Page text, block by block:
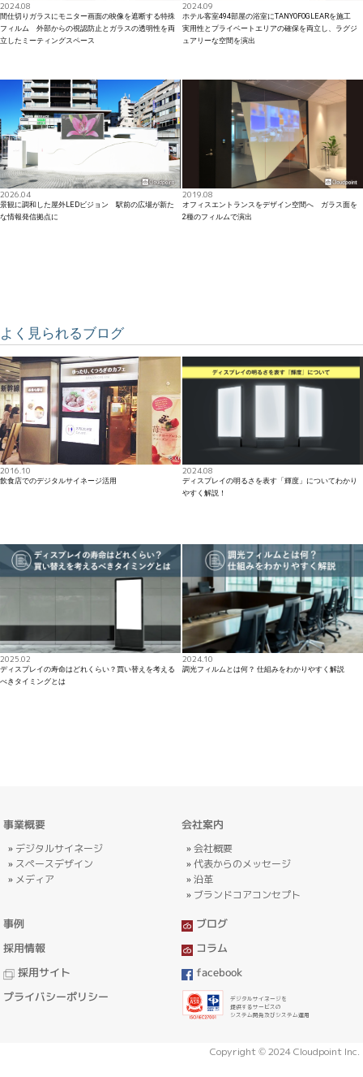
2024.08
間仕切りガラスにモニター画面の映像を遮断する特殊
フィルム 外部からの視認防止とガラスの透明性を両
立したミーティングスペース
2024.09
ホテル客室494部屋の浴室にTANYOFOGLEARを施工
実用性とプライベートエリアの確保を両立し、ラグジ
ュアリーな空間を演出
2026.04
景観に調和した屋外LEDビジョン 駅前の広場が新た
な情報発信拠点に
2019.08
オフィスエントランスをデザイン空間へ ガラス面を
2種のフィルムで演出
よく見られるブログ
2016.10
飲食店でのデジタルサイネージ活用
2024.08
ディスプレイの明るさを表す「輝度」についてわかり
やすく解説！
2025.02
ディスプレイの寿命はどれくらい？買い替えを考える
べきタイミングとは
2024.10
調光フィルムとは何？ 仕組みをわかりやすく解説
事業概要
デジタルサイネージ
スペースデザイン
メディア
会社案内
会社概要
代表からのメッセージ
沿革
ブランドコアコンセプト
事例
採用情報
採用サイト
プライバシーポリシー
ブログ
コラム
facebook
デジタルサイネージを
提供するサービスの
システム開発及びシステム運用
Copyright © 2024 Cloudpoint Inc.